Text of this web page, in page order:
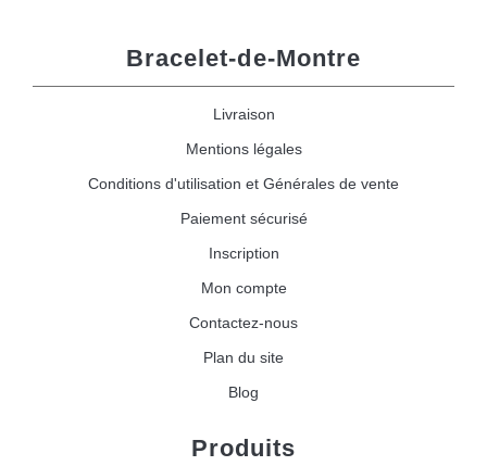
Bracelet-de-Montre
Livraison
Mentions légales
Conditions d'utilisation et Générales de vente
Paiement sécurisé
Inscription
Mon compte
Contactez-nous
Plan du site
Blog
Produits